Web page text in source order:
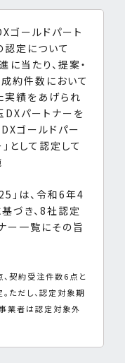
ゴールドパート
認定について
に当たり、提案・
成約件数において
実績をあげられ
DXパートナーを
DXゴールドパー
として認定して
」は、令和6年4
づき、8社認定
ー一覧にその旨
契約受注件数6点と
ただし、認定対象期
業者は認定対象外